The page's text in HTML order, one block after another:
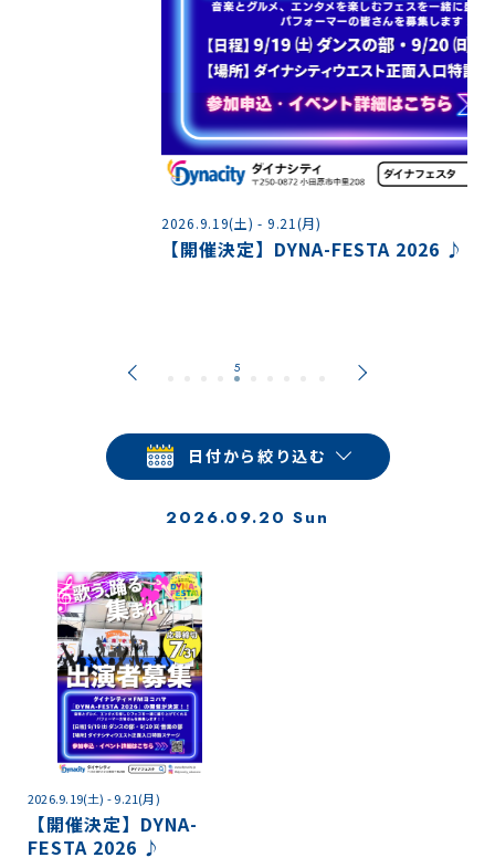
2026.9.19(土) - 9.21(月)
【開催決定】DYNA-FESTA 2026 ♪
日付から絞り込む
2026.09.20 Sun
2026.9.19(土) - 9.21(月)
【開催決定】DYNA-
FESTA 2026 ♪